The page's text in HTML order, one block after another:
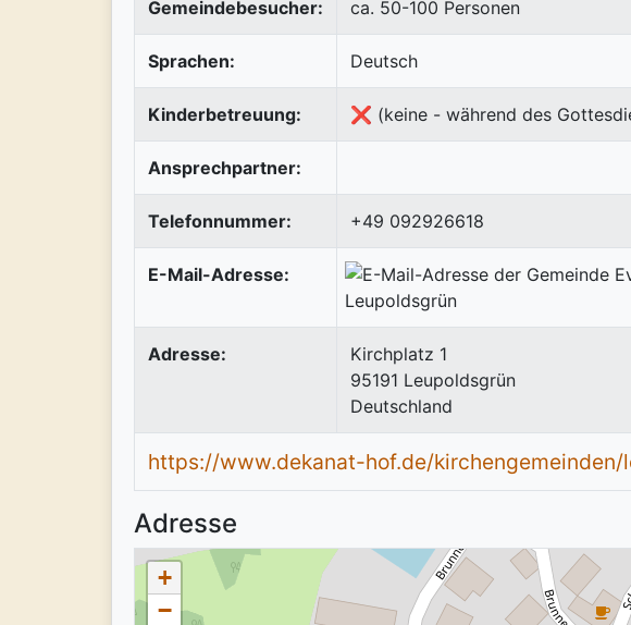
Gemeindebesucher: ca. 50-100 Personen
Sprachen: Deutsch
Kinderbetreuung: ❌ (keine - während des
Ansprechpartner:
Telefonnummer: +49 092926618
E-Mail-Adresse:
Adresse:
Kirchplatz 1
95191 Leupoldsgrün
Deutschland
https://www.dekanat-hof.de/kirchengemeinden/
Adresse
+
−